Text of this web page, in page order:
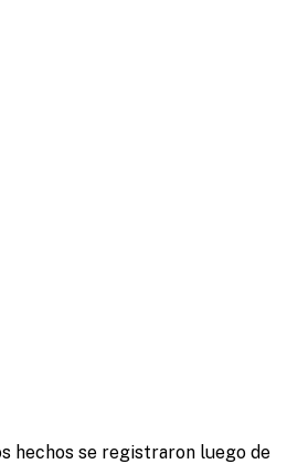
hechos se registraron luego de